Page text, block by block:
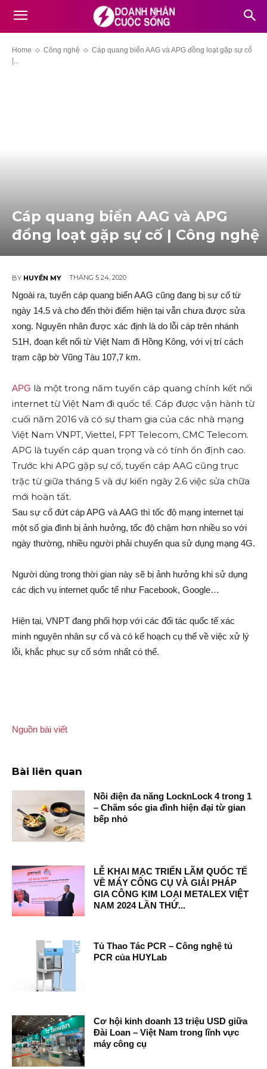
Home Công nghệ
Cáp quang biển AAG và APG đồng loạt gặp sự cố
|...
Cáp quang biển AAG và APG
đồng loạt gặp sự cố | Công nghệ
BY HUYỀN MY THÁNG 5 24, 2020
Ngoài ra, tuyến cáp quang biển AAG cũng đang bị sự cố từ
ngày 14.5 và cho đến thời điểm hiện tại vẫn chưa được sửa
xong. Nguyên nhân được xác định là do lỗi cáp trên nhánh
S1H, đoạn kết nối từ Việt Nam đi Hồng Kông, với vị trí cách
trạm cập bờ Vũng Tàu 107,7 km.
APG là một trong năm tuyến cáp quang chính kết nối
internet từ Việt Nam đi quốc tế. Cáp được vận hành từ
cuối năm 2016 và có sự tham gia của các nhà mạng
Việt Nam VNPT, Viettel, FPT Telecom, CMC Telecom.
APG là tuyến cáp quan trọng và có tính ổn định cao.
Trước khi APG gặp sự cố, tuyến cáp AAG cũng trục
trặc từ giữa tháng 5 và dự kiến ngày 2.6 việc sửa chữa
mới hoàn tất.
Sau sự cố đứt cáp APG và AAG thì tốc độ mạng internet tại
một số gia đình bị ảnh hưởng, tốc độ chậm hơn nhiều so với
ngày thường, nhiều người phải chuyển qua sử dụng mạng 4G.
Người dùng trong thời gian này sẽ bị ảnh hưởng khi sử dụng
các dịch vụ internet quốc tế như Facebook, Google…
Hiện tại, VNPT đang phối hợp với các đối tác quốc tế xác
minh nguyên nhân sự cố và có kế hoạch cụ thể về việc xử lý
lỗi, khắc phục sự cố sớm nhất có thể.
Nguồn bài viết
Bài liên quan
Nồi điện đa năng LocknLock 4 trong 1
– Chăm sóc gia đình hiện đại từ gian
bếp nhỏ
LỄ KHAI MẠC TRIỂN LÃM QUỐC TẾ
VỀ MÁY CÔNG CỤ VÀ GIẢI PHÁP
GIA CÔNG KIM LOẠI METALEX VIỆT
NAM 2024 LẦN THỨ...
Tủ Thao Tác PCR – Công nghệ tủ
PCR của HUYLab
Cơ hội kinh doanh 13 triệu USD giữa
Đài Loan – Việt Nam trong lĩnh vực
máy công cụ